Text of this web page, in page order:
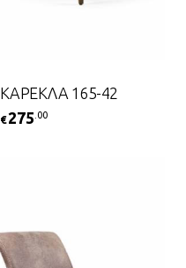
ΚΑΡΕΚΛΑ 165-42
€275 .00